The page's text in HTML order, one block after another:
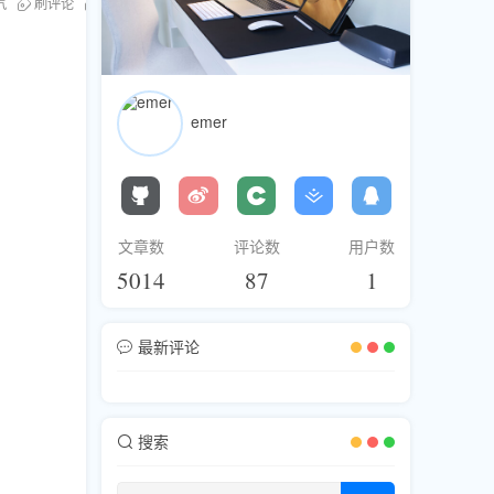
emer
文章数
5014
评论数
87
用户数
1
最新评论
搜索